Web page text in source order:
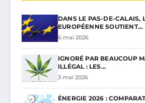
DANS LE PAS-DE-CALAIS,
EUROPÉENNE SOUTIENT…
6 mai 2026
IGNORÉ PAR BEAUCOUP
ILLÉGAL : LES…
3 mai 2026
ÉNERGIE 2026 :